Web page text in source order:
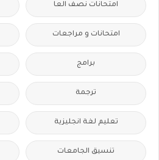
امتحانات نصف العا
امتحانات و مراجعات
برامج
ترجمة
تعليم لغة انجليزية
تنسيق الجامعات